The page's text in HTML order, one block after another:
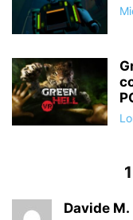
Davide M.